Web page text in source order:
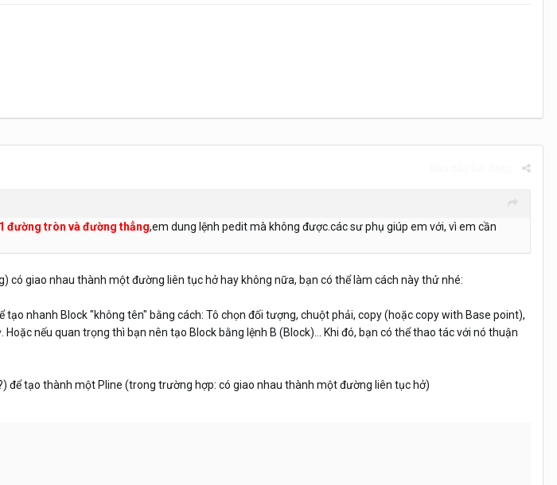
đường tròn và đường thẳng,em dung lệnh pedit mà không được.các sư phụ giúp em với, vì em cần
giao nhau thành một đường liên tục hở hay không nữa, bạn có thể làm cách này thử nhé:
nhanh Block "không tên" bằng cách: Tô chọn đối tượng, chuột phải, copy (hoặc copy with Base point),
nếu quan trọng thì bạn nên tạo Block bằng lệnh B (Block)... Khi đó, bạn có thể thao tác với nó thuận
để tạo thành một Pline (trong trường hợp: có giao nhau thành một đường liên tục hở)